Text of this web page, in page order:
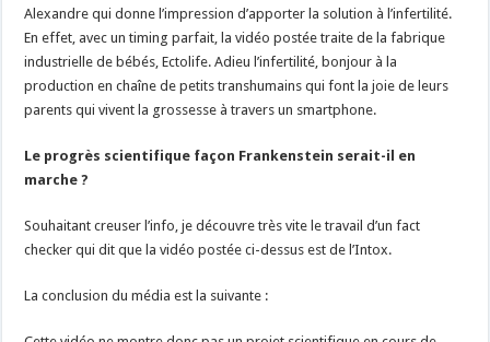
Alexandre qui donne l’impression d’apporter la solution à l’infertilité.
En effet, avec un timing parfait, la vidéo postée traite de la fabrique
industrielle de bébés, Ectolife. Adieu l’infertilité, bonjour à la
production en chaîne de petits transhumains qui font la joie de leurs
parents qui vivent la grossesse à travers un smartphone.
Le progrès scientifique façon Frankenstein serait-il en
marche ?
Souhaitant creuser l’info, je découvre très vite le travail d’un fact
checker qui dit que la vidéo postée ci-dessus est de l’Intox.
La conclusion du média est la suivante :